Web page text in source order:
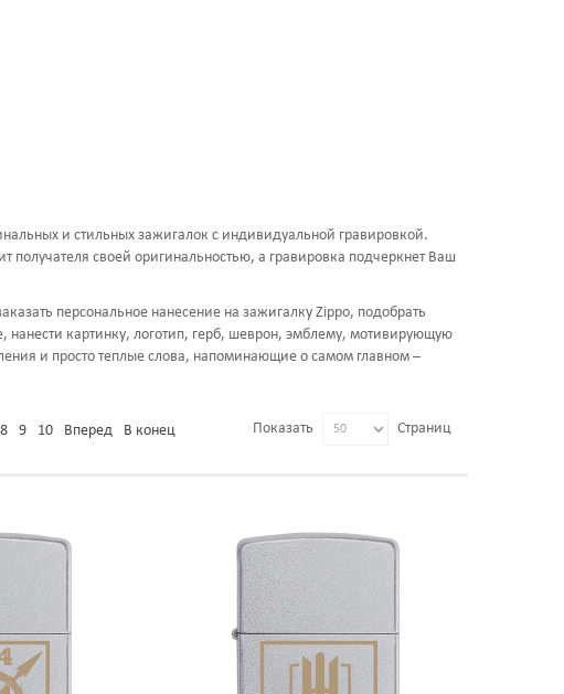
и стильных зажигалок с индивидуальной гравировкой.
своей оригинальностью, а гравировка подчеркнет Ваш
персональное нанесение на зажигалку Zippo, подобрать
картинку, логотип, герб, шеврон, эмблему, мотивирующую
и просто теплые слова, напоминающие о самом главном –
8 9 10 Вперед В конец Показать Страниц